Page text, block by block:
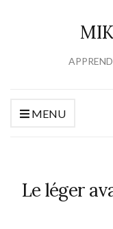
MENU
Le léger